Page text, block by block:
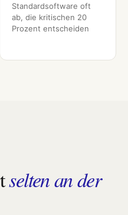
Standardsoftware oft
ab, die kritischen 20
Prozent entscheiden
selten an der